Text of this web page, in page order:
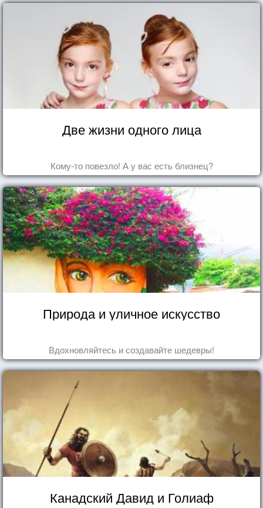
Две жизни одного лица
Кому-то повезло! А у вас есть близнец?
Природа и уличное искусство
Вдохновляйтесь и создавайте шедевры!
Канадский Давид и Голиаф